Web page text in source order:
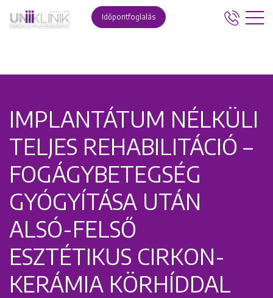
Időpontfoglalás
IMPLANTÁTUM NÉLKÜLI
TELJES REHABILITÁCIÓ –
FOGÁGYBETEGSÉG
GYÓGYÍTÁSA UTÁN
ALSÓ-FELSŐ
ESZTÉTIKUS CIRKON-
KERÁMIA KÖRHÍDDAL